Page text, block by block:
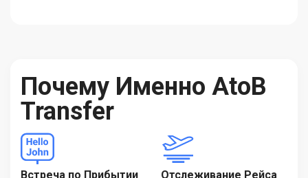
Почему Именно AtoB
Transfer
Встреча по Прибытии Отслеживание Рейса